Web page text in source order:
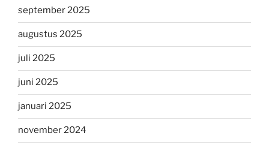
september 2025
augustus 2025
juli 2025
juni 2025
januari 2025
november 2024